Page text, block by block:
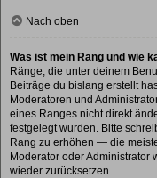
Nach oben
Was ist mein Rang und wie
Ränge, die unter deinem
Beiträge du bislang erstellt
Moderatoren und
eines Ranges nicht direkt
festgelegt wurden. Bitte
Rang zu erhöhen — die
Moderator oder Administrator
wieder zurücksetzen.